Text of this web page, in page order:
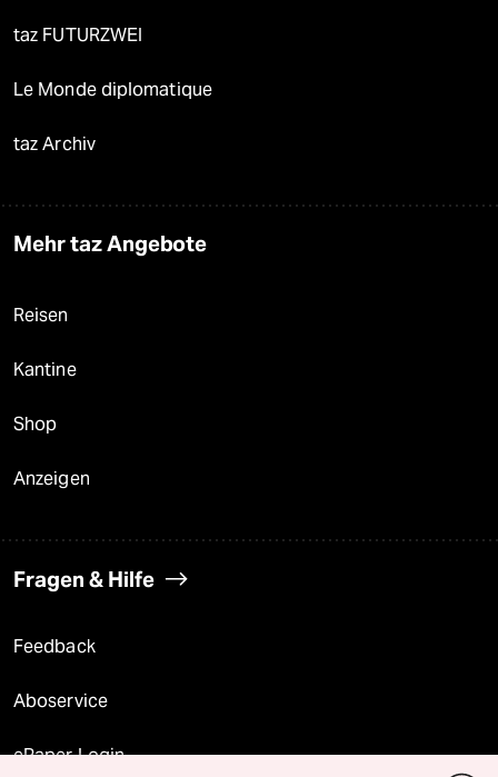
taz FUTURZWEI
Le Monde diplomatique
taz Archiv
Mehr taz Angebote
Reisen
Kantine
Shop
Anzeigen
Fragen & Hilfe
Feedback
Aboservice
ePaper Login